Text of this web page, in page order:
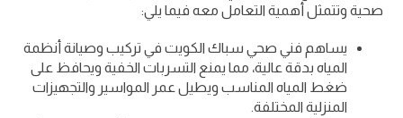
صحية وتتمثل أهمية التعامل معه فيما يلي:
يساهم فني صحي سباك الكويت في تركيب وصيانة أنظمة
المياه بدقة عالية، مما يمنع التسربات الخفية ويحافظ على
ضغط المياه المناسب ويطيل عمر المواسير والتجهيزات
المنزلية المختلفة.